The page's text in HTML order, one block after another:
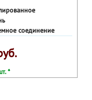
соединение
*